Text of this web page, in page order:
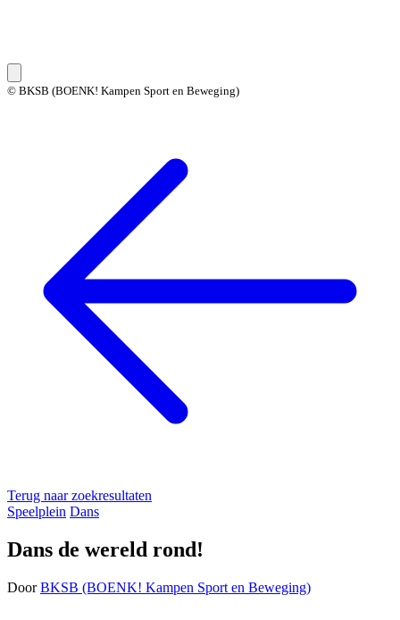
© BKSB (BOENK! Kampen Sport en Beweging)
Terug naar zoekresultaten
Speelplein Dans
Dans de wereld rond!
Door BKSB (BOENK! Kampen Sport en Beweging)